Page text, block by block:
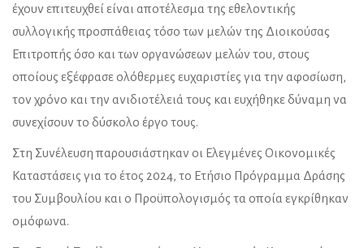
έχουν επιτευχθεί είναι αποτέλεσμα της εθελοντικής
συλλογικής προσπάθειας τόσο των μελών της Διοικούσας
Επιτροπής όσο και των οργανώσεων μελών του, στους
οποίους εξέφρασε ολόθερμες ευχαριστίες για την αφοσίωση,
τον χρόνο και την ανιδιοτέλειά τους και ευχήθηκε δύναμη να
συνεχίσουν το δύσκολο έργο τους.
Στη Συνέλευση παρουσιάστηκαν οι Ελεγμένες Οικονομικές
Καταστάσεις για το έτος 2024, το Ετήσιο Πρόγραμμα Δράσης
του Συμβουλίου και ο Προϋπολογισμός τα οποία εγκρίθηκαν
ομόφωνα.